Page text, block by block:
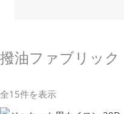
撥油ファブリック
全15件を表示